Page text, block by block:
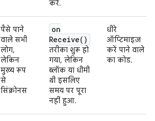
करें.
पैसे पाने
वाले सभी
लोग,
लेकिन
मुख्य रूप
से
सिंक्रोनस
on
Receive( )
तरीका शुरू हो
गया, लेकिन
ब्लॉक या धीमी
थी इसलिए
समय पर पूरा
नहीं हुआ.
धीरे
ऑप्टिमाइज़
करें पाने वाले
का कोड.